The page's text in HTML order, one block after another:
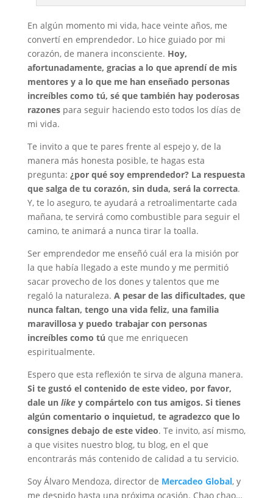
En algún momento mi vida, hace veinte años, me
convertí en emprendedor. Lo hice guiado por mi
corazón, de manera inconsciente. Hoy,
afortunadamente, gracias a lo que aprendí de mis
mentores y a lo que me han enseñado personas
increíbles como tú, sé que también hay poderosas
razonespara seguir haciendo esto todos los días de
mi vida.
Te invito a que te pares frente al espejo y, de la
manera más honesta posible, te hagas esta
pregunta: ¿por qué soy emprendedor? La respuesta
que salga de tu corazón, sin duda, será la correcta.
Y, te lo aseguro, te ayudará a retroalimentarte cada
mañana, te servirá como combustible para seguir el
camino, te animará a nunca tirar la toalla.
Ser emprendedor me enseñó cuál era la misión por
la que había llegado a este mundo y me permitió
sacar provecho de los dones y talentos que me
regaló la naturaleza. A pesar de las dificultades, que
nunca faltan, tengo una vida feliz, una familia
maravillosa y puedo trabajar con personas
increíbles como tú que me enriquecen
espiritualmente.
Espero que esta reflexión te sirva de alguna manera.
Si te gustó el contenido de este video, por favor,
dale un likey compártelo con tus amigos. Si tienes
algún comentario o inquietud, te agradezco que lo
consignes debajo de este video. Te invito, así mismo,
a que visites nuestro blog, tu blog, en el que
encontrarás más contenido de calidad a tu servicio.
Soy Álvaro Mendoza, director de Mercadeo Global, y
me despido hasta una próxima ocasión. Chao chao…